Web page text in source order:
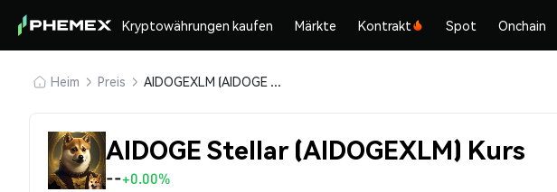
Kryptowährungen kaufen Märkte Kontrakt Spot Onchain
Heim Preis AIDOGEXLM (AIDOGE Stellar)
AIDOGE Stellar (AIDOGEXLM) Kurs
--+0.00%